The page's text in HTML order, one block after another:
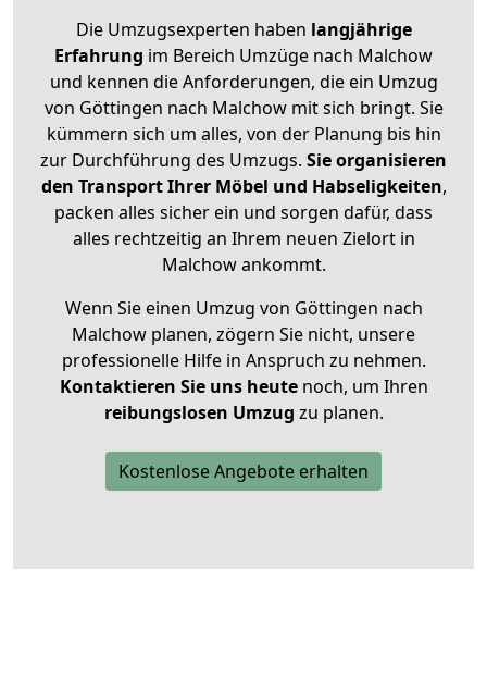
Die Umzugsexperten haben langjährige
Erfahrung im Bereich Umzüge nach Malchow
und kennen die Anforderungen, die ein Umzug
von Göttingen nach Malchow mit sich bringt. Sie
kümmern sich um alles, von der Planung bis hin
zur Durchführung des Umzugs. Sie organisieren
den Transport Ihrer Möbel und Habseligkeiten,
packen alles sicher ein und sorgen dafür, dass
alles rechtzeitig an Ihrem neuen Zielort in
Malchow ankommt.
Wenn Sie einen Umzug von Göttingen nach
Malchow planen, zögern Sie nicht, unsere
professionelle Hilfe in Anspruch zu nehmen.
Kontaktieren Sie uns heutenoch, um Ihren
reibungslosen Umzug zu planen.
Kostenlose Angebote erhalten